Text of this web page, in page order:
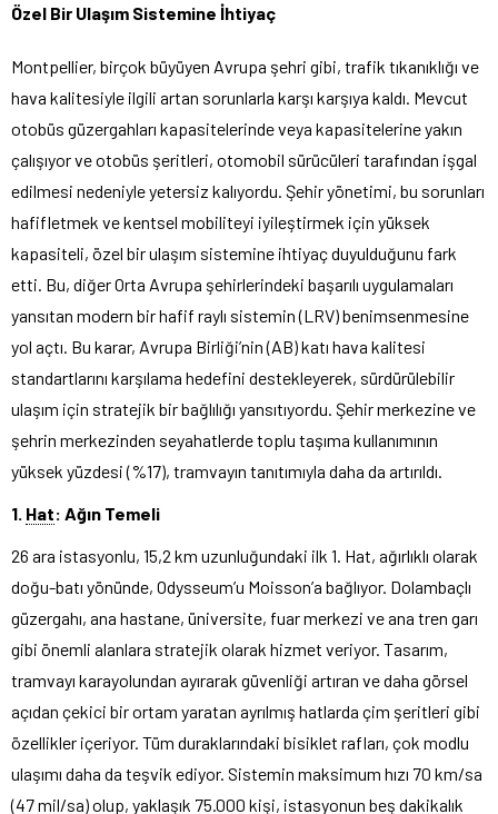
Özel Bir Ulaşım Sistemine İhtiyaç
Montpellier, birçok büyüyen Avrupa şehri gibi, trafik tıkanıklığı ve
hava kalitesiyle ilgili artan sorunlarla karşı karşıya kaldı. Mevcut
otobüs güzergahları kapasitelerinde veya kapasitelerine yakın
çalışıyor ve otobüs şeritleri, otomobil sürücüleri tarafından işgal
edilmesi nedeniyle yetersiz kalıyordu. Şehir yönetimi, bu sorunları
hafifletmek ve kentsel mobiliteyi iyileştirmek için yüksek
kapasiteli, özel bir ulaşım sistemine ihtiyaç duyulduğunu fark
etti. Bu, diğer Orta Avrupa şehirlerindeki başarılı uygulamaları
yansıtan modern bir hafif raylı sistemin (LRV) benimsenmesine
yol açtı. Bu karar, Avrupa Birliği’nin (AB) katı hava kalitesi
standartlarını karşılama hedefini destekleyerek, sürdürülebilir
ulaşım için stratejik bir bağlılığı yansıtıyordu. Şehir merkezine ve
şehrin merkezinden seyahatlerde toplu taşıma kullanımının
yüksek yüzdesi (%17), tramvayın tanıtımıyla daha da artırıldı.
1. Hat: Ağın Temeli
26 ara istasyonlu, 15,2 km uzunluğundaki ilk 1. Hat, ağırlıklı olarak
doğu-batı yönünde, Odysseum’u Moisson’a bağlıyor. Dolambaçlı
güzergahı, ana hastane, üniversite, fuar merkezi ve ana tren garı
gibi önemli alanlara stratejik olarak hizmet veriyor. Tasarım,
tramvayı karayolundan ayırarak güvenliği artıran ve daha görsel
açıdan çekici bir ortam yaratan ayrılmış hatlarda çim şeritleri gibi
özellikler içeriyor. Tüm duraklarındaki bisiklet rafları, çok modlu
ulaşımı daha da teşvik ediyor. Sistemin maksimum hızı 70 km/sa
(47 mil/sa) olup, yaklaşık 75.000 kişi, istasyonun beş dakikalık